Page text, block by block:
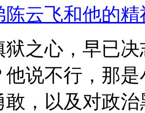
陈云飞和他的
狱之心，早已
他说不行，那
敢，以及对政